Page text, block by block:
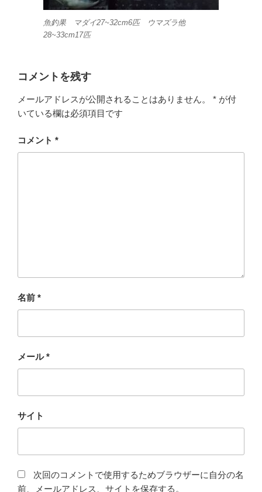
魚釣果 マダイ27~32cm6匹 ウマズラ他
28~33cm17匹
コメントを残す
メールアドレスが公開されることはありません。 * が付
いている欄は必須項目です
コメント *
名前 *
メール*
サイト
次回のコメントで使用するためブラウザーに自分の名
前、メールアドレス、サイトを保存する。